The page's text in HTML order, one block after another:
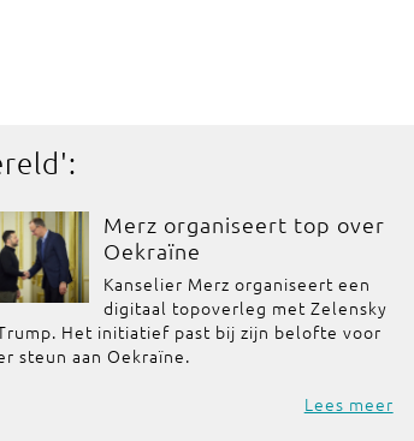
':
Merz organiseert top over
Oekraïne
Kanselier Merz organiseert een
digitaal topoverleg met Zelensky
Het initiatief past bij zijn belofte voor
steun aan Oekraïne.
Lees meer